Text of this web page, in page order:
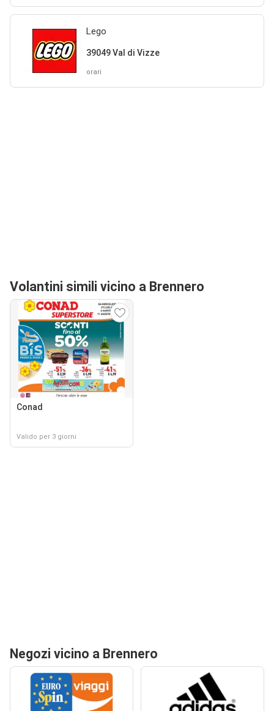
Lego
39049 Val di Vizze
orari
Volantini simili vicino a Brennero
Conad
Valido per 3 giorni
Negozi vicino a Brennero